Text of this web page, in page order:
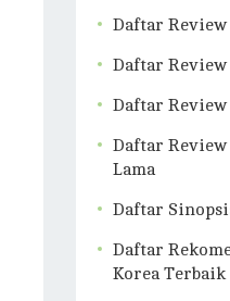
Daftar Review
Daftar Review
Daftar Review
Daftar
Lama
Daftar
Daftar
Korea Terbaik